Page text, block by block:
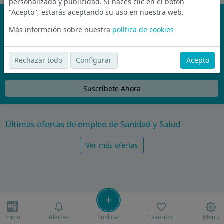
¡No te pierdas nada!
Únete a la comunidad de wijobs y recibe por email las mejores
ofertas de empleo
Nunca compartiremos tu email con nadie y no te vamos a enviar spam
Suscríbete Ahora
Últimas ofertas de empleo de Sanidad y Salud
Ver más ofertas
Inicio Alertas Publicar Favoritos Menú
"Acepto", estarás aceptando su uso en nuestra web.
Más informción sobre nuestra política de cookies
Rechazar todo Configurar Acepto